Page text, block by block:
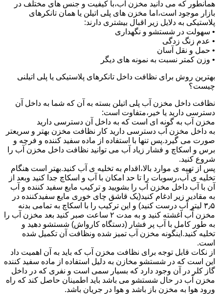
همانطور که می دانید مخزن آب،با کیفیت و جنس های مختلف در
بازار موجود است،اما مخزن های پلی اتیلن یا همان تانکرهای
پلاستیکی به دلایل زیر اقبال بیشتری دارند:
• سهولت در شستشو و نگهداری
• عدم زنگ زدگی
• حمل و نقل آسان
• وزن کمتر نسبت به نمونه های دیگر
بهترین روش برای نظافت داخل تانکرهای پلاستیکی یا پلی اتیلنی
چیست؟
نظافت داخل مخزن آب پلی اتیلن بسته به آن که شما به داخل آن
دسترسی دارید یا خیر،متفاوت است:
مخزن آب به گونه ای است که به داخل آن دسترسی دارید
به داخل مخزن آب دسترسی دارید کار نظافت مخزن بهتر و سریعتر
صورت می گیرد.پس تنها با استفاده از ماده سفید کننده و فرچه و
برس و اسکاچ و فشار زیاد آب می توانید نظافت داخل مخزن آب را
شروع کنید.
پس از تهیه ی موارد بالا،اقدام به تخلیه ی آب کنید.بهتر است هنگام
تخلیه ی آب،رسوبات را تا حد امکان با آب و اسکاچ جدا کنید وبعد از
آن با آب داخل مخزن آب را بشویید و ترکیب مایع سفید کننده و آب
به مقادیر زیر ادغام کنید(یک قاشق چای خوری مایع سفیدکننده در
۳٫۵ لیتر آب درست کنید) و این ترکیب را با اسکاچ به تمامی بدنه
مخزن آّب آغشته کنید و به مدت ۲ ساعت صبر کنید بعد مخزن آب را
به طور کامل با آب پر فشار (دستگاه کارواش) شستشو دهید و
تخلیه کنید.اینگونه مخزن آب تمیز شده ونظافت آن تکمیل شده
است.
از نکات قابل توجه برای نظافت مخزن آب که باید به آن اهمیت داد
این است که در شستشو مخازن به دلیل استفاده از ماده سفید کننده
گاز کلر در آن وجود دارد که بسیار سمی است و نفری که در داخل
مخزن آب در حال شستشو می باشد باید اطمینان حاصل کند که راه
ورود هوا به مخزن باز باشد و هوا در جریان باشد.